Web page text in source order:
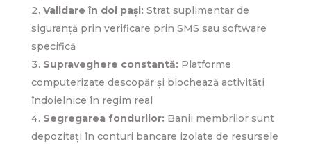
Validare în doi pași: Strat suplimentar de
siguranță prin verificare prin SMS sau software
specifică
Supraveghere constantă: Platforme
computerizate descopăr și blochează activități
îndoielnice în regim real
Segregarea fondurilor: Banii membrilor sunt
depozitați în conturi bancare izolate de resursele